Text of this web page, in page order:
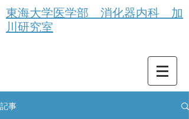
東海大学医学部 消化器内科 加
川研究室
記事